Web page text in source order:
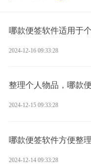
哪款便签软件适用于
2024-12-16 09:33:28
整理个人物品，哪款
2024-12-15 09:33:28
哪款便签软件方便整
2024-12-14 09:33:28